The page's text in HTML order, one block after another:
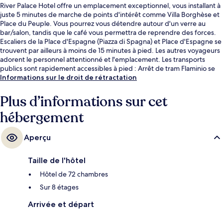
River Palace Hotel offre un emplacement exceptionnel, vous installant à
juste 5 minutes de marche de points d'intérêt comme Villa Borghèse et
Place du Peuple. Vous pourrez vous détendre autour d'un verre au
bar/salon, tandis que le café vous permettra de reprendre des forces.
Escaliers de la Place d'Espagne (Piazza di Spagna) et Place d'Espagne se
trouvent par ailleurs à moins de 15 minutes à pied. Les autres voyageurs
adorent le personnel attentionné et l'emplacement. Les transports
publics sont rapidement accessibles à pied : Arrêt de tram Flaminio se
situe à quelques pas et Station de métro Flaminio - Piazza del Popolo, à
Informations sur le droit de rétractation
Plus d’informations sur cet
hébergement
Aperçu
Taille de l'hôtel
Hôtel de 72 chambres
Sur 8 étages
Arrivée et départ